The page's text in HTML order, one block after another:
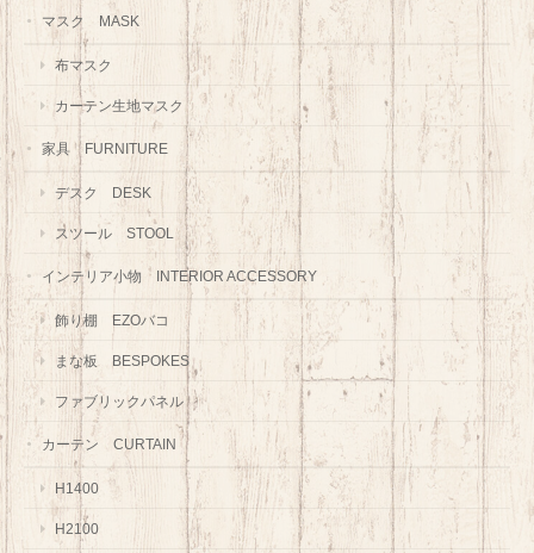
マスク MASK
布マスク
カーテン生地マスク
家具 FURNITURE
デスク DESK
スツール STOOL
インテリア小物 INTERIOR ACCESSORY
飾り棚 EZOバコ
まな板 BESPOKES
ファブリックパネル
カーテン CURTAIN
H1400
H2100